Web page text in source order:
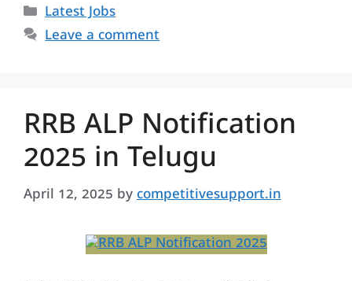
Categories
Latest Jobs
Leave a comment
RRB ALP Notification
2025 in Telugu
April 12, 2025 by competitivesupport.in